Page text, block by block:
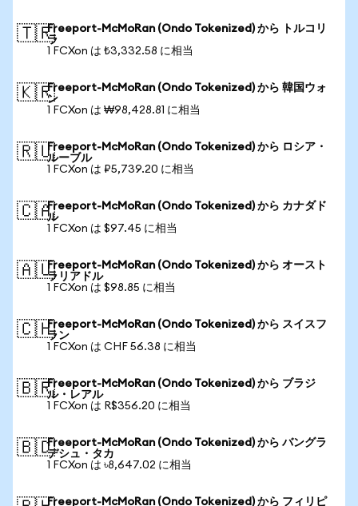
🇹🇷Freeport-McMoRan (Ondo Tokenized) から トルコリ
ラ
1 FCXon は ₺3,332.58 に相当
🇰🇷Freeport-McMoRan (Ondo Tokenized) から 韓国ウォ
ン
1 FCXon は ₩98,428.81 に相当
🇷🇺Freeport-McMoRan (Ondo Tokenized) から ロシア・
ルーブル
1 FCXon は ₽5,739.20 に相当
🇨🇦Freeport-McMoRan (Ondo Tokenized) から カナダド
ル
1 FCXon は $97.45 に相当
🇦🇺Freeport-McMoRan (Ondo Tokenized) から オースト
ラリアドル
1 FCXon は $98.85 に相当
🇨🇭Freeport-McMoRan (Ondo Tokenized) から スイスフ
ラン
1 FCXon は CHF 56.38 に相当
🇧🇷Freeport-McMoRan (Ondo Tokenized) から ブラジ
ル・レアル
1 FCXon は R$356.20 に相当
🇧🇩Freeport-McMoRan (Ondo Tokenized) から バングラ
デシュ・タカ
1 FCXon は ৳8,647.02 に相当
Freeport-McMoRan (Ondo Tokenized) から フィリピ